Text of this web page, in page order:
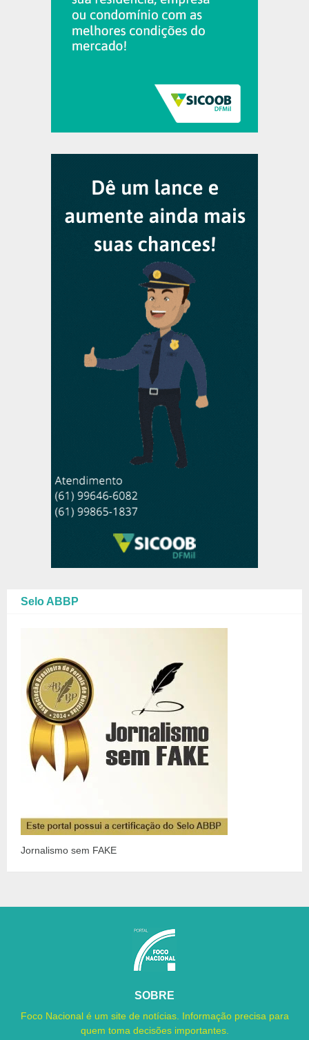
Selo ABBP
Jornalismo sem FAKE
SOBRE
Foco Nacional é um site de notícias. Informação precisa para
quem toma decisões importantes.